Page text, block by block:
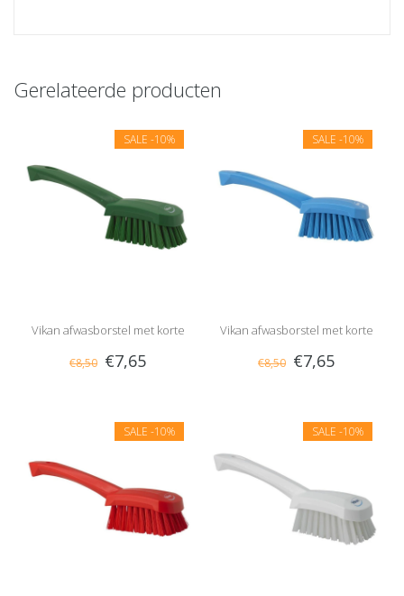
Gerelateerde producten
SALE -10%
Vikan afwasborstel met korte
steel, hard
€8,50 €7,65
SALE -10%
Vikan afwasborstel met korte
steel, hard
€8,50 €7,65
SALE -10% SALE -10%